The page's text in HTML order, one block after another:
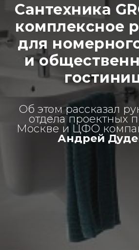
Сантехника
комплексное
для
и
Об этом рассказал
отдела проектных
Москве и ЦФО
Андрей